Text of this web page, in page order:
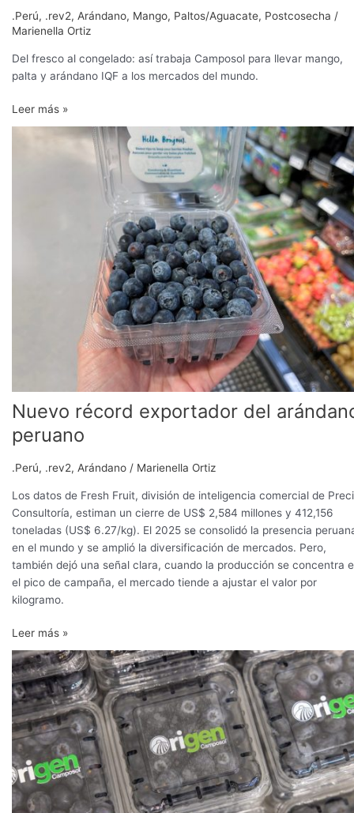
.Perú, .rev2, Arándano, Mango, Paltos/Aguacate, Postcosecha /
Marienella Ortiz
Del fresco al congelado: así trabaja Camposol para llevar mango,
palta y arándano IQF a los mercados del mundo.
Leer más »
Nuevo récord exportador del
peruano
.Perú, .rev2, Arándano / Marienella Ortiz
Los datos de Fresh Fruit, división de inteligencia comercial de
Consultoría, estiman un cierre de US$ 2,584 millones y 412,156
toneladas (US$ 6.27/kg). El 2025 se consolidó la presencia
en el mundo y se amplió la diversificación de mercados. Pero,
también dejó una señal clara, cuando la producción se concentra
el pico de campaña, el mercado tiende a ajustar el valor por
kilogramo.
Leer más »
Camposol
lanza
en
Fruit
Logistica
su
programa
genético
Origen